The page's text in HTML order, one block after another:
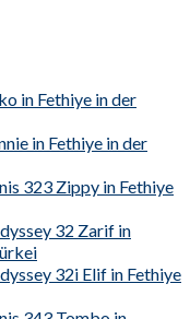
in Fethiye in der
in Fethiye in der
323 Zippy in Fethiye
32 Zarif in
32i Elif in Fethiye